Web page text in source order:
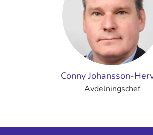
Conny Johansson-
Avdelningschef